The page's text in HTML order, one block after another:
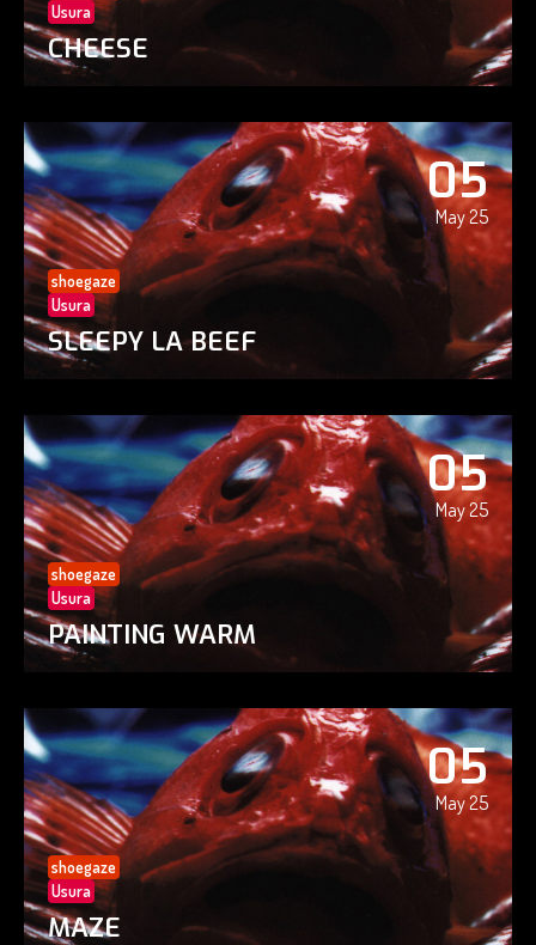
Usura
CHEESE
05
May 25
shoegaze
Usura
SLEEPY LA BEEF
05
May 25
shoegaze
Usura
PAINTING WARM
05
May 25
shoegaze
Usura
MAZE